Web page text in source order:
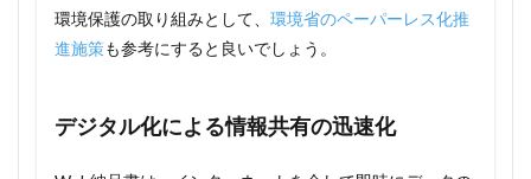
環境保護の取り組みとして、 環境省のペーパーレス化推
進施策も参考にすると良いでしょう。
デジタル化による情報共有の迅速化